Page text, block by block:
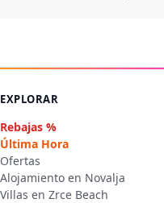
EXPLORAR
Rebajas %
Última Hora
Ofertas
Alojamiento en Novalja
Villas en Zrce Beach